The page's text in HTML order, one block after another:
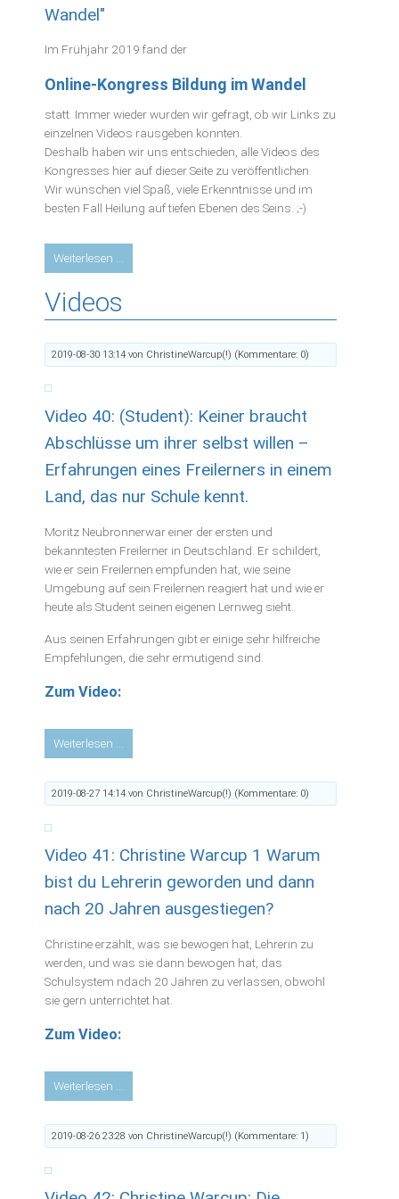
Wandel"
Im Frühjahr 2019 fand der
Online-Kongress Bildung im Wandel
statt. Immer wieder wurden wir gefragt, ob wir Links zu
einzelnen Videos rausgeben könnten.
Deshalb haben wir uns entschieden, alle Videos des
Kongresses hier auf dieser Seite zu veröffentlichen.
Wir wünschen viel Spaß, viele Erkenntnisse und im
besten Fall Heilung auf tiefen Ebenen des Seins. ;-)
Weiterlesen …
Serie
Videos
2019-08-30 13:14 von ChristineWarcup(!) (Kommentare: 0)
Video 40: (Student): Keiner braucht
Abschlüsse um ihrer selbst willen –
Erfahrungen eines Freilerners in einem
Land, das nur Schule kennt.
Moritz Neubronnerwar einer der ersten und
bekanntesten Freilerner in Deutschland. Er schildert,
wie er sein Freilernen empfunden hat, wie seine
Umgebung auf sein Freilernen reagiert hat und wie er
heute als Student seinen eigenen Lernweg sieht.
Aus seinen Erfahrungen gibt er einige sehr hilfreiche
Empfehlungen, die sehr ermutigend sind.
Zum Video:
Weiterlesen …
40:
(Student):
Keiner
um
selbst
willen
Erfahrungen
eines
Freilerners
in
Schule
2019-08-27 14:14 von ChristineWarcup(!) (Kommentare: 0)
Video 41: Christine Warcup 1 Warum
bist du Lehrerin geworden und dann
nach 20 Jahren ausgestiegen?
Christine erzählt, was sie bewogen hat, Lehrerin zu
werden, und was sie dann bewogen hat, das
Schulsystem ndach 20 Jahren zu verlassen, obwohl
sie gern unterrichtet hat.
Zum Video:
Weiterlesen …
41:
Christine
Warcup
2019-08-26 23:28 von ChristineWarcup(!) (Kommentare: 1)